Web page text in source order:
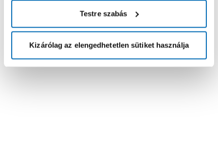
Testre szabás
Kizárólag az elengedhetetlen sütiket használja